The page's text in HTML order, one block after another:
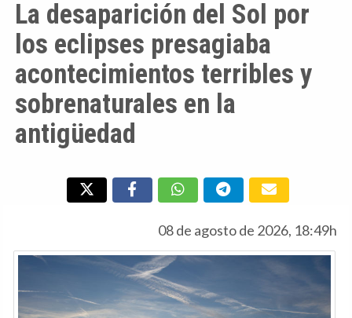
La desaparición del Sol por
los eclipses presagiaba
acontecimientos terribles y
sobrenaturales en la
antigüedad
08 de agosto de 2026, 18:49h